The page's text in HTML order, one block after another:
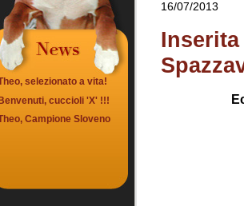
selezionato a vita!
Benvenuti, cuccioli 'X' !!!
Campione Sloveno
16/07/2013